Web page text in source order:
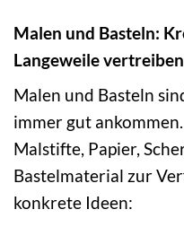
Malen und Basteln:
Langeweile vertreiben
Malen und Basteln
immer gut
Malstifte, Papier,
Bastelmaterial zur
konkrete Ideen: